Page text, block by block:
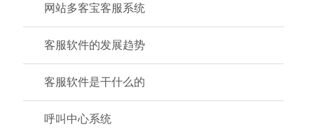
网站多客宝客服系统
客服软件的发展趋势
客服软件是干什么的
呼叫中心系统